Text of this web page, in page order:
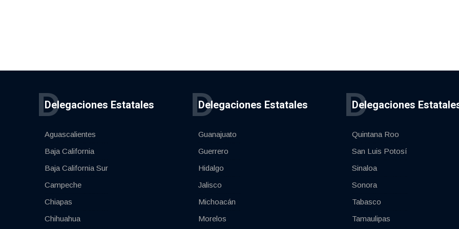
Delegaciones Estatales
D
Aguascalientes
Baja California
Baja California Sur
Campeche
Chiapas
Chihuahua
Delegaciones Estatales
D
Guanajuato
Guerrero
Hidalgo
Jalisco
Michoacán
Morelos
Delegaciones
D
Quintana Roo
San Luis Potosí
Sinaloa
Sonora
Tabasco
Tamaulipas